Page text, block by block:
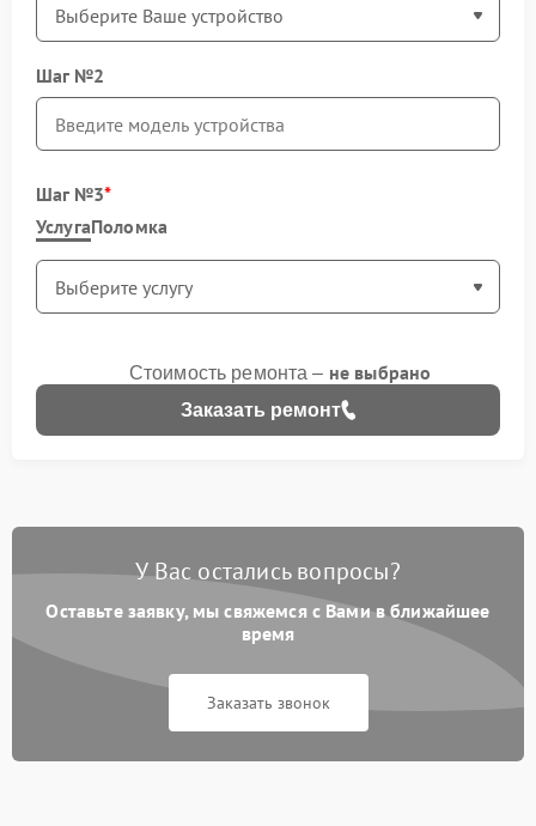
Шаг №2
Шаг №3
УслугаПоломка
Заказать ремонт
Стоимость ремонта – не выбрано
У Вас остались вопросы?
Оставьте заявку, мы свяжемся с Вами в ближайшее
время
Заказать звонок